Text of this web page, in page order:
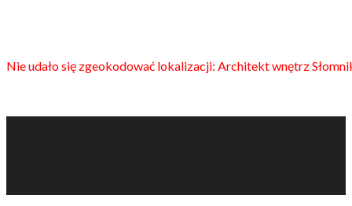
Nie udało się zgeokodować lokalizacji: Architekt wnętrz